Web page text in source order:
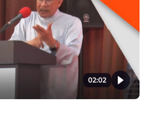
02:02